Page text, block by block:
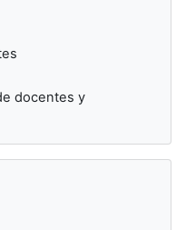
docentes y